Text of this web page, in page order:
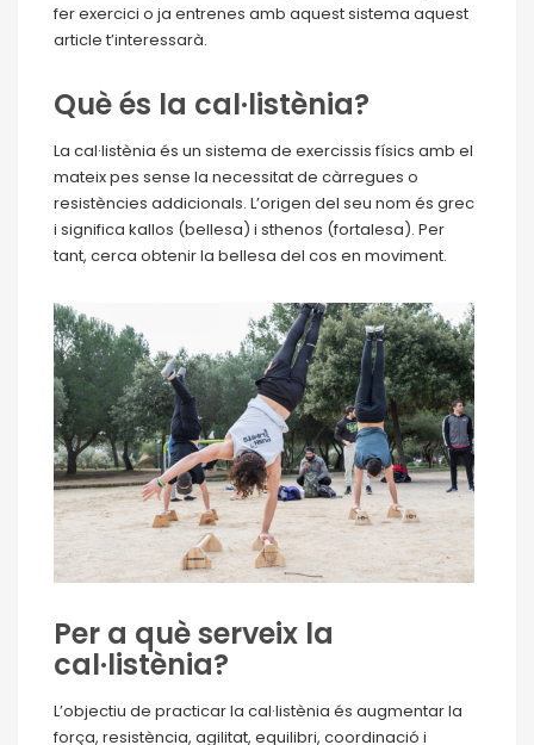
fer exercici o ja entrenes amb aquest sistema aquest
article t’interessarà.
Què és la cal·listènia?
La cal·listènia és un sistema de exercissis físics amb el
mateix pes sense la necessitat de càrregues o
resistències addicionals. L’origen del seu nom és grec
i significa kallos (bellesa) i sthenos (fortalesa). Per
tant, cerca obtenir la bellesa del cos en moviment.
Per a què serveix la
cal·listènia?
L’objectiu de practicar la cal·listènia és augmentar la
força, resistència, agilitat, equilibri, coordinació i